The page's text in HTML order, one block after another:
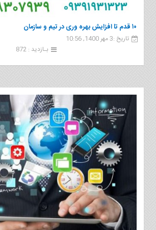
۱۰ قدم تا افزایش بهره وری در تیم و سازمان
تاریخ :3 مهر 1400, 10:56
بـازدید : 872